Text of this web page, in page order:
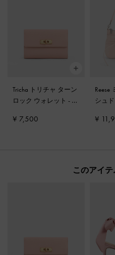
Tricha トリチャ ターン
ロック ウォレット - ピ
¥ 7,500
Reese
シュ
ク
¥
このアイ